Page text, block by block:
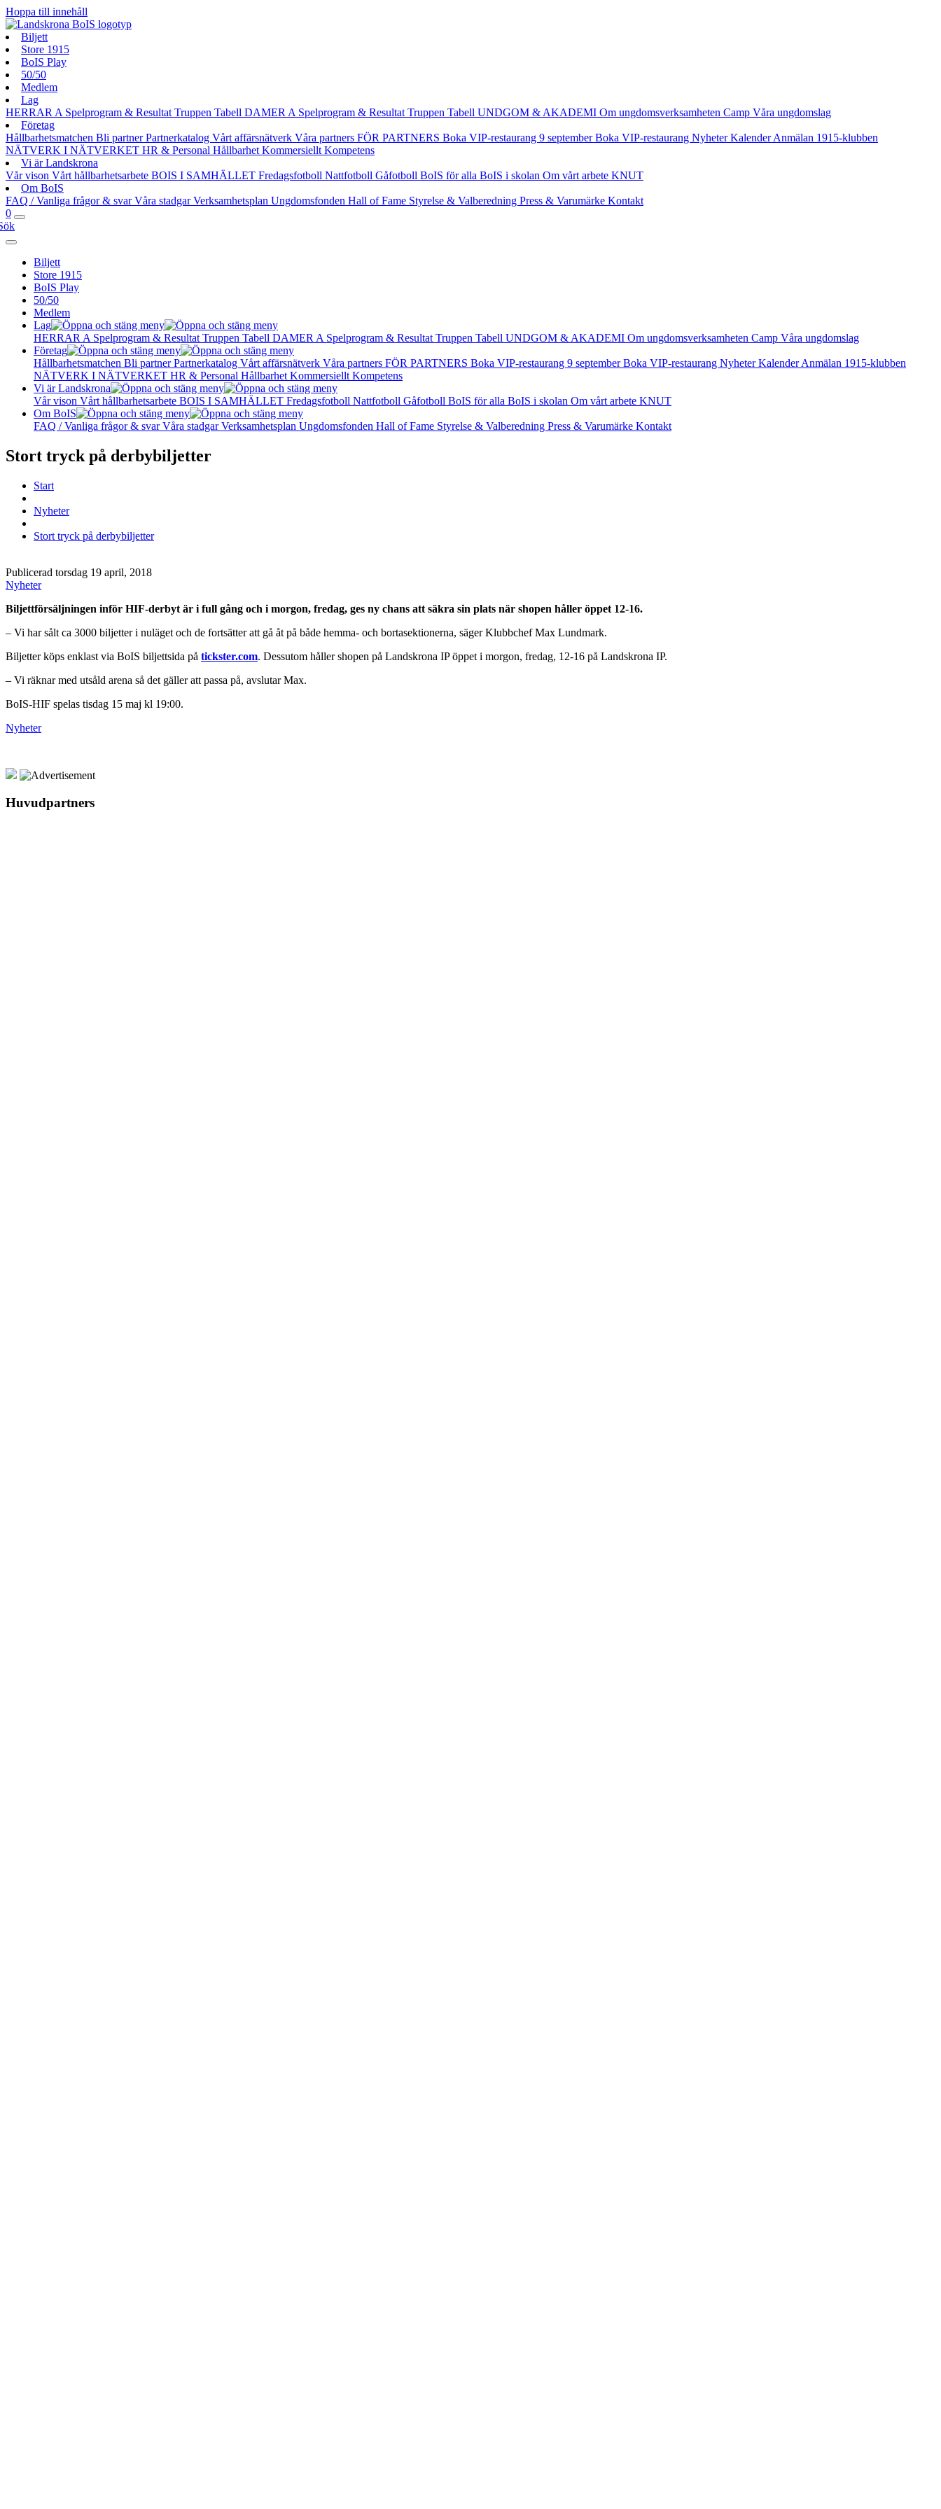
Hoppa till innehåll
Biljett
Store 1915
BoIS Play
50/50
Medlem
Lag
HERRAR A Spelprogram & Resultat Truppen Tabell DAMER A Spelprogram & Resultat Truppen Tabell UNDGOM & AKADEMI Om ungdomsverksamheten Camp Våra ungdomslag
Företag
Hållbarhetsmatchen Bli partnerPartnerkatalog Vårt affärsnätverk Våra partners FÖR PARTNERS Boka VIP-restaurang 9 septemberBoka VIP-restaurang NyheterKalenderAnmälan 1915-klubben
NÄTVERK I NÄTVERKET HR & Personal Hållbarhet Kommersiellt Kompetens
Vi är Landskrona
Vår vison Vårt hållbarhetsarbete BOIS I SAMHÄLLET Fredagsfotboll Nattfotboll Gåfotboll BoIS för alla BoIS i skolan Om vårt arbete KNUT
Om BoIS
FAQ / Vanliga frågor & svarVåra stadgarVerksamhetsplan Ungdomsfonden Hall of Fame Styrelse & Valberedning Press & Varumärke Kontakt
0
Biljett
Store 1915
BoIS Play
50/50
Medlem
Lag
HERRAR A Spelprogram & Resultat Truppen Tabell DAMER A Spelprogram & Resultat Truppen Tabell UNDGOM & AKADEMI Om ungdomsverksamheten Camp Våra ungdomslag
Företag
Hållbarhetsmatchen Bli partnerPartnerkatalog Vårt affärsnätverk Våra partners FÖR PARTNERS Boka VIP-restaurang 9 septemberBoka VIP-restaurang NyheterKalenderAnmälan 1915-klubben
NÄTVERK I NÄTVERKET HR & Personal Hållbarhet Kommersiellt Kompetens
Vi är Landskrona
Vår vison Vårt hållbarhetsarbete BOIS I SAMHÄLLET Fredagsfotboll Nattfotboll Gåfotboll BoIS för alla BoIS i skolan Om vårt arbete KNUT
Om BoIS
FAQ / Vanliga frågor & svarVåra stadgarVerksamhetsplan Ungdomsfonden Hall of Fame Styrelse & Valberedning Press & Varumärke Kontakt
Stort tryck på derbybiljetter
Start
Nyheter
Stort tryck på derbybiljetter
Publicerad torsdag 19 april, 2018
Nyheter
Biljettförsäljningen inför HIF-derbyt är i full gång och i morgon, fredag, ges ny chans att säkra sin plats när shopen håller öppet 12-16.
– Vi har sålt ca 3000 biljetter i nuläget och de fortsätter att gå åt på både hemma- och bortasektionerna, säger Klubbchef Max Lundmark.
Biljetter köps enklast via BoIS biljettsida på tickster.com. Dessutom håller shopen på Landskrona IP öppet i morgon, fredag, 12-16 på Landskrona IP.
– Vi räknar med utsåld arena så det gäller att passa på, avslutar Max.
BoIS-HIF spelas tisdag 15 maj kl 19:00.
Nyheter
Huvudpartners